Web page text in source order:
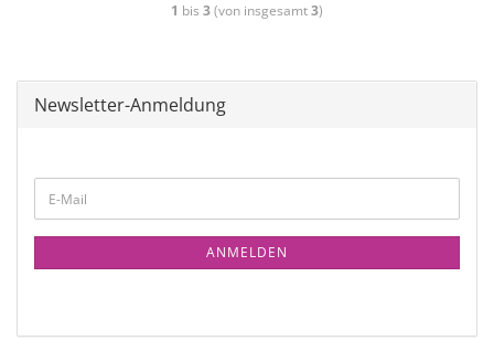
1 bis 3(von insgesamt3)
Newsletter-Anmeldung
ANMELDEN